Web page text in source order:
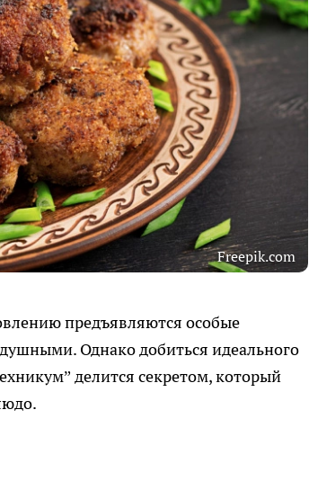
Freepik.com
предъявляются особые
Однако добиться идеального
делится секретом, который